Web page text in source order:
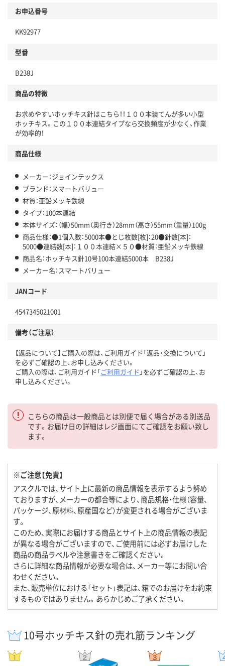
お申込番号
KK92977
型番
B238J
商品の特徴
お求めやすいホッチキス針はこちら！！１００本装てんが多い小型
ホッチキス。この１００本連結タイプなら交換頻度が少なく、作業
が効率的！
商品仕様
メーカー：ジョインテックス
ブランド：スマートバリュー
材質：亜鉛メッキ鉄線
タイプ：100本連結
本体サイズ：（幅）50mm（奥行き）28mm（高さ）55mm（重量）100g
商品仕様：●1個入数：5000本●とじ枚数[枚]：20●針数[本]：
5000●連結数[本]：１００本連結×５０●材質：亜鉛メッキ鉄線
商品名：ホッチキス針10号100本連結5000本 B238J
メーカー名：スマートバリュー
JANコード
4547345021001
備考（ご注意）
【返品について】ご購入の際は、ご利用ガイド「返品・交換について」
を必ずご確認の上、お申し込みください。
ご購入の際は、ご利用ガイド「ご利用ガイド 」を必ずご確認の上、お
申し込みください。
こちらの商品は一般商品とは別便で届く場合がある別送品
です。お届け日の詳細はレジ画面にてご確認をお願い致し
ます。
※ご注意【免責】
アスクルでは、サイト上に最新の商品情報を表示するよう努め
ておりますが、メーカーの都合等により、商品規格・仕様（容量、
パッケージ、原材料、原産国など）が変更される場合がございま
す。
このため、実際にお届けする商品とサイト上の商品情報の表記
が異なる場合がございますので、ご使用前には必ずお届けした
商品の商品ラベルや注意書きをご確認ください。
さらに詳細な商品情報が必要な場合は、メーカー等にお問い合
わせください。
また、販売単位における「セット」表記は、箱でのお届けをお約束
するものではありません。あらかじめご了承ください。
10号ホッチキス針の売れ筋ランキング